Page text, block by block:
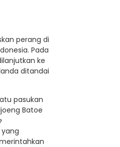
perang di
Pada
ke
ditandai
pasukan
Batoe